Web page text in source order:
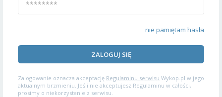
nie pamiętam hasła
ZALOGUJ SIĘ
Zalogowanie oznacza akceptację Regulaminu serwisu Wykop.pl w jego
aktualnym brzmieniu. Jeśli nie akceptujesz Regulaminu w całości,
prosimy o niekorzystanie z serwisu.